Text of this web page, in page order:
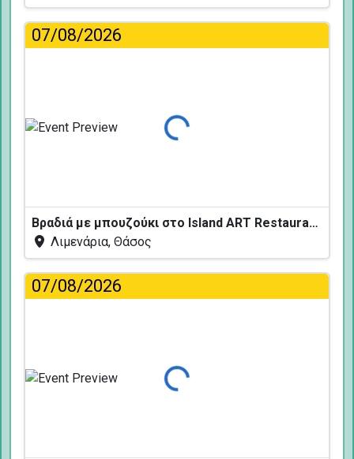
07/08/2026
Φόρτωση...
Βραδιά με μπουζούκι στο Island ART Restaurant
Λιμενάρια, Θάσος
07/08/2026
Φόρτωση...